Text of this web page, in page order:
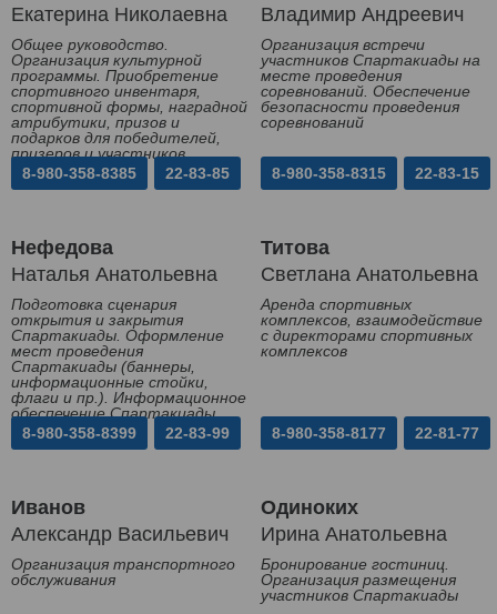
Екатерина Николаевна
Общее руководство.
Организация культурной
программы. Приобретение
спортивного инвентаря,
спортивной формы, наградной
атрибутики, призов и
подарков для победителей,
призеров и участников
Спартакиады
8-980-358-8385 22-83-85
Владимир Андреевич
Организация встречи
участников Спартакиады на
месте проведения
соревнований. Обеспечение
безопасности проведения
соревнований
8-980-358-8315 22-83-15
Нефедова
Наталья Анатольевна
Подготовка сценария
открытия и закрытия
Спартакиады. Оформление
мест проведения
Спартакиады (баннеры,
информационные стойки,
флаги и пр.). Информационное
обеспечение Спартакиады
8-980-358-8399
22-83-99
Титова
Светлана Анатольевна
Аренда спортивных
комплексов, взаимодействие
с директорами спортивных
комплексов
8-980-358-8177 22-81-77
Иванов
Александр Васильевич
Организация транспортного
обслуживания
Одиноких
Ирина Анатольевна
Бронирование гостиниц.
Организация размещения
участников Спартакиады